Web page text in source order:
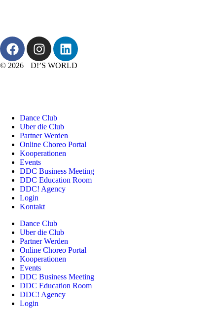
© 2026 D!’S WORLD
Dance Club
Uber die Club
Partner Werden
Online Choreo Portal
Kooperationen
Events
DDC Business Meeting
DDC Education Room
DDC! Agency
Login
Kontakt
Dance Club
Uber die Club
Partner Werden
Online Choreo Portal
Kooperationen
Events
DDC Business Meeting
DDC Education Room
DDC! Agency
Login